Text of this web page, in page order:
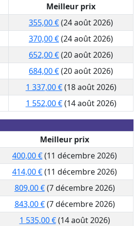
Meilleur prix
355,00 €(24 août 2026)
370,00 €(24 août 2026)
652,00 €(20 août 2026)
684,00 €(20 août 2026)
1 337,00 €(18 août 2026)
1 552,00 €(14 août 2026)
Meilleur prix
400,00 €(11 décembre 2026)
414,00 €(11 décembre 2026)
809,00 €(7 décembre 2026)
843,00 €(7 décembre 2026)
1 535,00 €(14 août 2026)